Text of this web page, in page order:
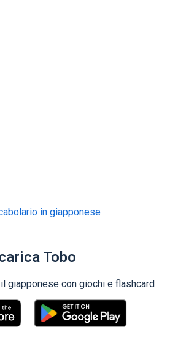
in giapponese
Tobo
giapponese con giochi e flashcard